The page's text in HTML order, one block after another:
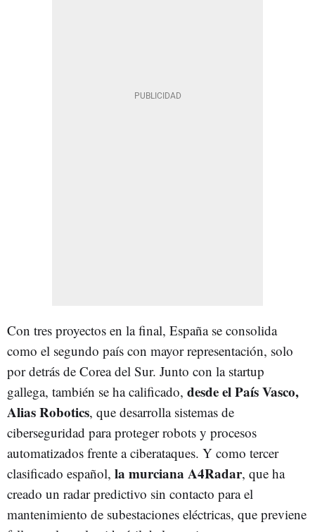
Con tres proyectos en la final, España se consolida
como el segundo país con mayor representación, solo
por detrás de Corea del Sur. Junto con la startup
gallega, también se ha calificado, desde el País Vasco,
Alias Robotics, que desarrolla sistemas de
ciberseguridad para proteger robots y procesos
automatizados frente a ciberataques. Y como tercer
clasificado español, la murciana A4Radar, que ha
creado un radar predictivo sin contacto para el
mantenimiento de subestaciones eléctricas, que previene